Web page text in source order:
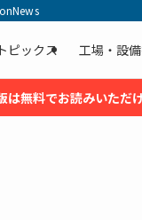
ピックス 工場・設
は無料でお読みいただ